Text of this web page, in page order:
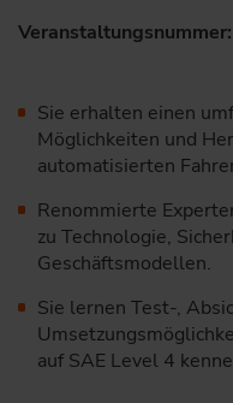
Sie erhalten einen
Möglichkeiten und
automatisierten
Renommierte
zu Technologie,
Geschäftsmodellen.
Sie lernen Test-,
auf SAE Level 4